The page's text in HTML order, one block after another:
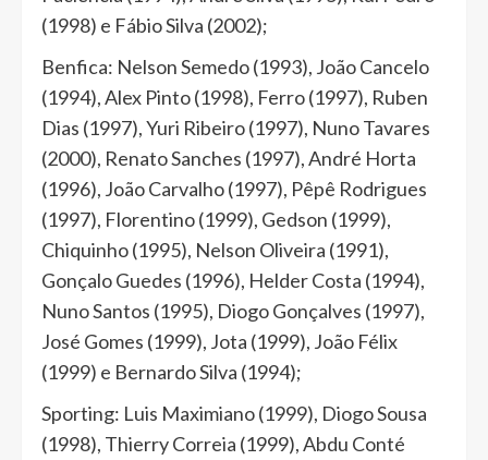
(1998) e Fábio Silva (2002);
Benfica: Nelson Semedo (1993), João Cancelo
(1994), Alex Pinto (1998), Ferro (1997), Ruben
Dias (1997), Yuri Ribeiro (1997), Nuno Tavares
(2000), Renato Sanches (1997), André Horta
(1996), João Carvalho (1997), Pêpê Rodrigues
(1997), Florentino (1999), Gedson (1999),
Chiquinho (1995), Nelson Oliveira (1991),
Gonçalo Guedes (1996), Helder Costa (1994),
Nuno Santos (1995), Diogo Gonçalves (1997),
José Gomes (1999), Jota (1999), João Félix
(1999) e Bernardo Silva (1994);
Sporting: Luis Maximiano (1999), Diogo Sousa
(1998), Thierry Correia (1999), Abdu Conté